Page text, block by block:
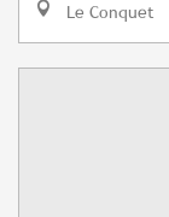
Le Conquet